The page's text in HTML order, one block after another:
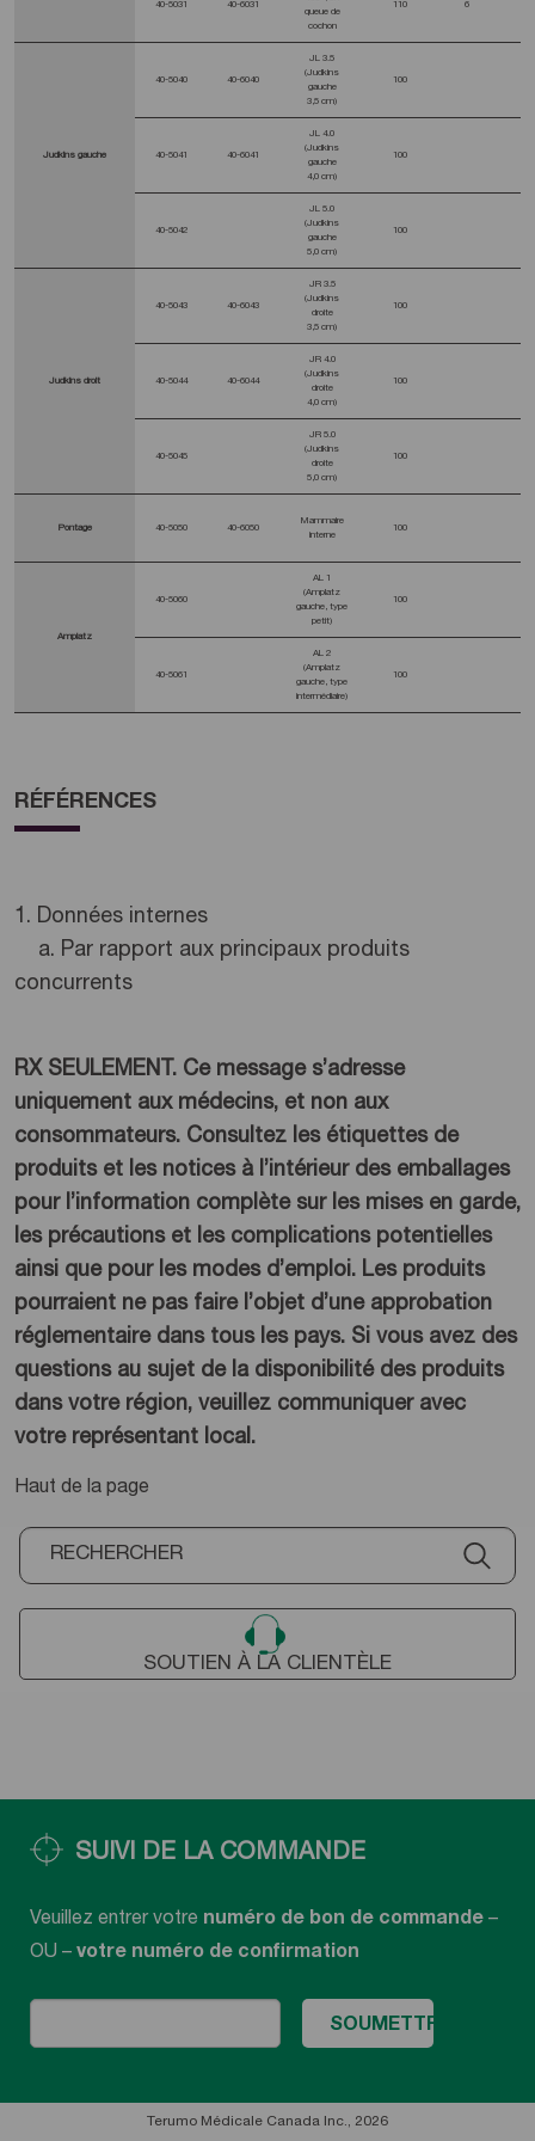
40-5031 40-6031
queue de
cochon
110 6
Judkins gauche
40-5040 40-6040
JL 3.5
(Judkins
gauche
3,5 cm)
100
40-5041 40-6041
JL 4.0
(Judkins
gauche
4,0 cm)
100
40-5042
JL 5.0
(Judkins
gauche
5,0 cm)
100
Judkins droit
40-5043 40-6043
JR 3.5
(Judkins
droite
3,5 cm)
100
40-5044 40-6044
JR 4.0
(Judkins
droite
4,0 cm)
100
40-5045
JR 5.0
(Judkins
droite
5,0 cm)
100
Pontage 40-5050 40-6050
Mammaire
interne
100
Amplatz
40-5060
AL 1
(Amplatz
gauche, type
petit)
100
40-5061
AL 2
(Amplatz
gauche, type
intermédiaire)
100
RÉFÉRENCES
1. Données internes
a. Par rapport aux principaux produits
concurrents
RX SEULEMENT. Ce message s’adresse
uniquement aux médecins, et non aux
consommateurs. Consultez les étiquettes de
produits et les notices à l’intérieur des emballages
pour l’information complète sur les mises en garde,
les précautions et les complications potentielles
ainsi que pour les modes d’emploi. Les produits
pourraient ne pas faire l’objet d’une approbation
réglementaire dans tous les pays. Si vous avez des
questions au sujet de la disponibilité des produits
dans votre région, veuillez communiquer avec
votre représentant local.
Haut de la page
SOUTIEN À LA CLIENTÈLE
SUIVI DE LA COMMANDE
Veuillez entrer votre numéro de bon de commande –
OU – votre numéro de confirmation
Terumo Médicale Canada Inc., 2026